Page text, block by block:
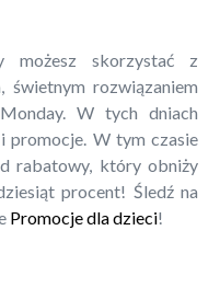
możesz skorzystać z
świetnym rozwiązaniem
W tych dniach
promocje. W tym czasie
rabatowy, który obniży
procent! Śledź na
Promocje dla dzieci!